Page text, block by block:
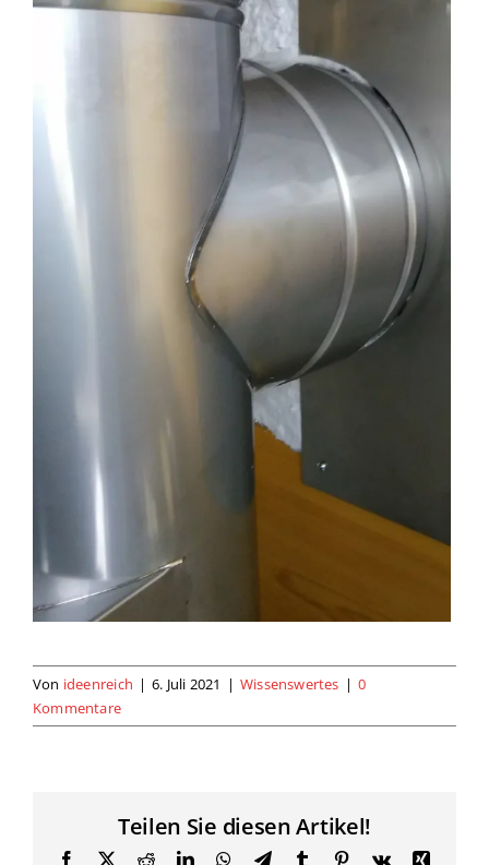
Von ideenreich | 6. Juli 2021 | Wissenswertes | 0
Kommentare
Teilen Sie diesen Artikel!
Facebook
X RedditLinkedInWhatsApp
TelegramTumblr Pinterest
Vk
Xing